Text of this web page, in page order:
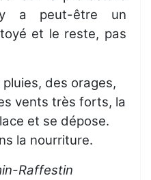
a peut-être un
et le reste, pas
des orages,
vents très forts, la
et se dépose.
la nourriture.
Raffestin